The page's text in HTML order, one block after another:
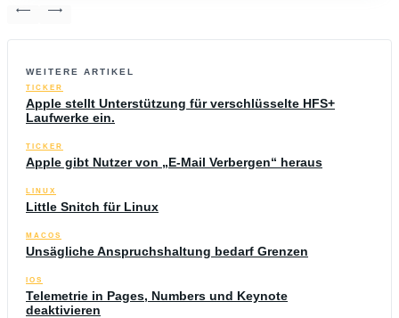
WEITERE ARTIKEL
TICKER
Apple stellt Unterstützung für verschlüsselte HFS+
Laufwerke ein.
TICKER
Apple gibt Nutzer von „E-Mail Verbergen“ heraus
LINUX
Little Snitch für Linux
MACOS
Unsägliche Anspruchshaltung bedarf Grenzen
IOS
Telemetrie in Pages, Numbers und Keynote
deaktivieren